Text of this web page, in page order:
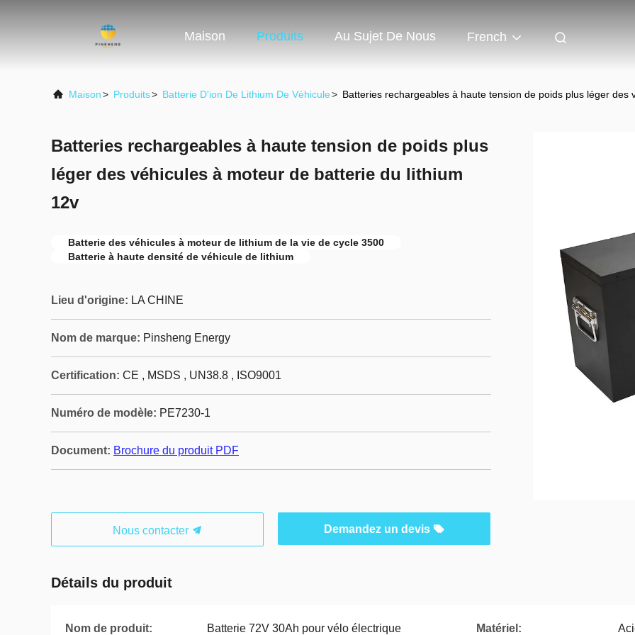
Maison Produits Au Sujet De Nous French
Maison> Produits> Batterie D'ion De Lithium De Véhicule> Batteries rechargeables à haute tension de poids plus léger
Batteries rechargeables à haute tension de poids plus
léger des véhicules à moteur de batterie du lithium
12v
Batterie des véhicules à moteur de lithium de la vie de cycle 3500
Batterie à haute densité de véhicule de lithium
Lieu d'origine: LA CHINE
Nom de marque: Pinsheng Energy
Certification: CE , MSDS , UN38.8 , ISO9001
Numéro de modèle: PE7230-1
Document: Brochure du produit PDF
Nous contacter Demandez un devis
Détails du produit
Nom de produit: Batterie 72V 30Ah pour vélo électrique Matériel: